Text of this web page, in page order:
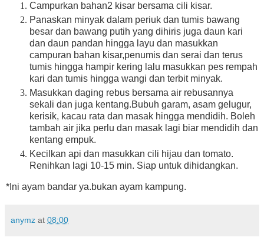
Campurkan bahan2 kisar bersama cili kisar.
Panaskan minyak dalam periuk dan tumis bawang
besar dan bawang putih yang dihiris juga daun kari
dan daun pandan hingga layu dan masukkan
campuran bahan kisar,penumis dan serai dan terus
tumis hingga hampir kering lalu masukkan pes rempah
kari dan tumis hingga wangi dan terbit minyak.
Masukkan daging rebus bersama air rebusannya
sekali dan juga kentang.Bubuh garam, asam gelugur,
kerisik, kacau rata dan masak hingga mendidih. Boleh
tambah air jika perlu dan masak lagi biar mendidih dan
kentang empuk.
Kecilkan api dan masukkan cili hijau dan tomato.
Renihkan lagi 10-15 min. Siap untuk dihidangkan.
*Ini ayam bandar ya.bukan ayam kampung.
anymz at 08:00